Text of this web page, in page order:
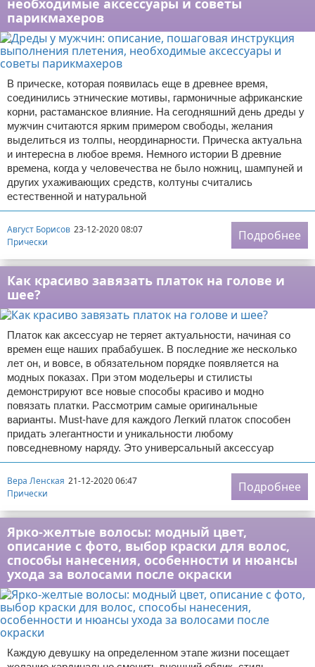
необходимые аксессуары и советы
парикмахеров
В прическе, которая появилась еще в древнее время,
соединились этнические мотивы, гармоничные африканские
корни, растаманское влияние. На сегодняшний день дреды у
мужчин считаются ярким примером свободы, желания
выделиться из толпы, неординарности. Прическа актуальна
и интересна в любое время. Немного истории В древние
времена, когда у человечества не было ножниц, шампуней и
других ухаживающих средств, колтуны считались
естественной и натуральной
Август Борисов 23-12-2020 08:07
Прически
Подробнее
Как красиво завязать платок на голове и
шее?
Платок как аксессуар не теряет актуальности, начиная со
времен еще наших прабабушек. В последние же несколько
лет он, и вовсе, в обязательном порядке появляется на
модных показах. При этом модельеры и стилисты
демонстрируют все новые способы красиво и модно
повязать платки. Рассмотрим самые оригинальные
варианты. Must-have для каждого Легкий платок способен
придать элегантности и уникальности любому
повседневному наряду. Это универсальный аксессуар
Вера Ленская 21-12-2020 06:47
Прически
Подробнее
Ярко-желтые волосы: модный цвет,
описание с фото, выбор краски для волос,
способы нанесения, особенности и нюансы
ухода за волосами после окраски
Каждую девушку на определенном этапе жизни посещает